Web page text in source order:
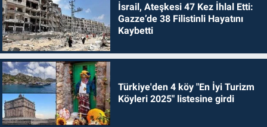
İsrail, Ateşkesi 47 Kez İhlal Etti:
Gazze’de 38 Filistinli Hayatını
Kaybetti
Türkiye'den 4 köy "En İyi Turizm
Köyleri 2025" listesine girdi